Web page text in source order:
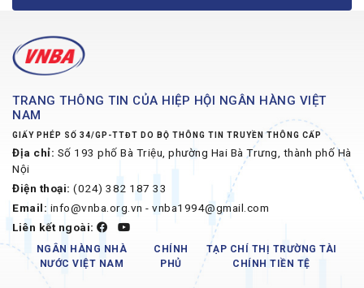
TRANG THÔNG TIN CỦA HIỆP HỘI NGÂN HÀNG VIỆT
NAM
GIẤY PHÉP SỐ 34/GP-TTĐT DO BỘ THÔNG TIN TRUYỀN THÔNG CẤP
Địa chỉ: Số 193 phố Bà Triệu, phường Hai Bà Trưng, thành phố Hà
Nội
Điện thoại: (024) 382 187 33
Email: info@vnba.org.vn - vnba1994@gmail.com
Liên kết ngoài:
NGÂN HÀNG NHÀ
NƯỚC VIỆT NAM
CHÍNH
PHỦ
TẠP CHÍ THỊ TRƯỜNG TÀI
CHÍNH TIỀN TỆ